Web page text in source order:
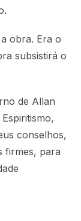
obra. Era o
subsistirá o
de Allan
conselhos,
firmes, para